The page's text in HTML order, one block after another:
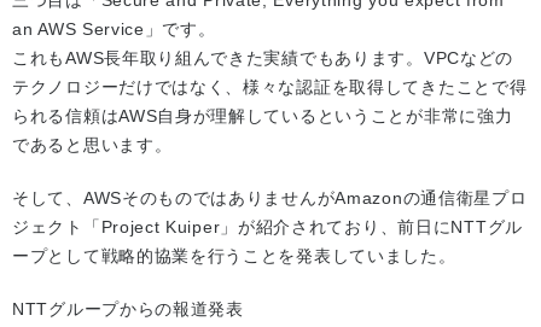
an AWS Service」です。
これもAWS長年取り組んできた実績でもあります。VPCなどの
テクノロジーだけではなく、様々な認証を取得してきたことで得
られる信頼はAWS自身が理解しているということが非常に強力
であると思います。
そして、AWSそのものではありませんがAmazonの通信衛星プロ
ジェクト「Project Kuiper」が紹介されており、前日にNTTグル
ープとして戦略的協業を行うことを発表していました。
NTTグループからの報道発表